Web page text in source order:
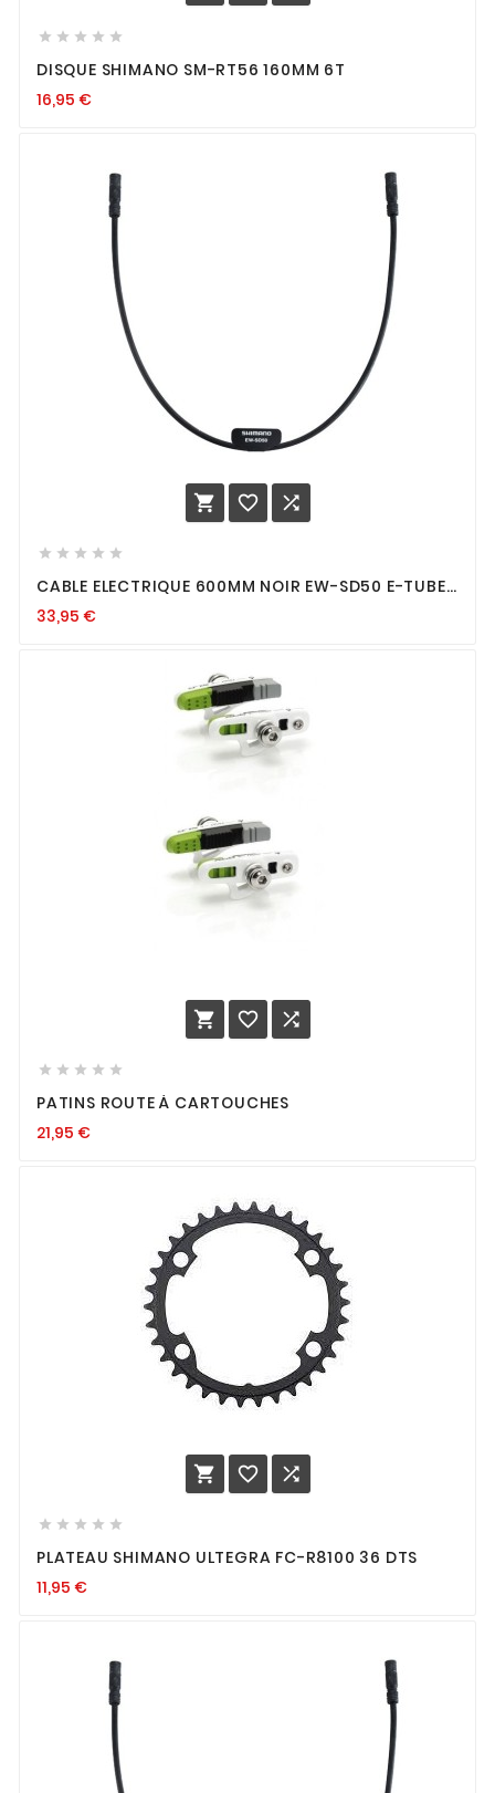
    
DISQUE SHIMANO SM-RT56 160MM 6T
16,95 €
  
    
CABLE ELECTRIQUE 600MM NOIR EW-SD50 E-TUBE
33,95 €
  
    
PATINS ROUTE À CARTOUCHES
21,95 €
  
    
PLATEAU SHIMANO ULTEGRA FC-R8100 36 DTS
11,95 €